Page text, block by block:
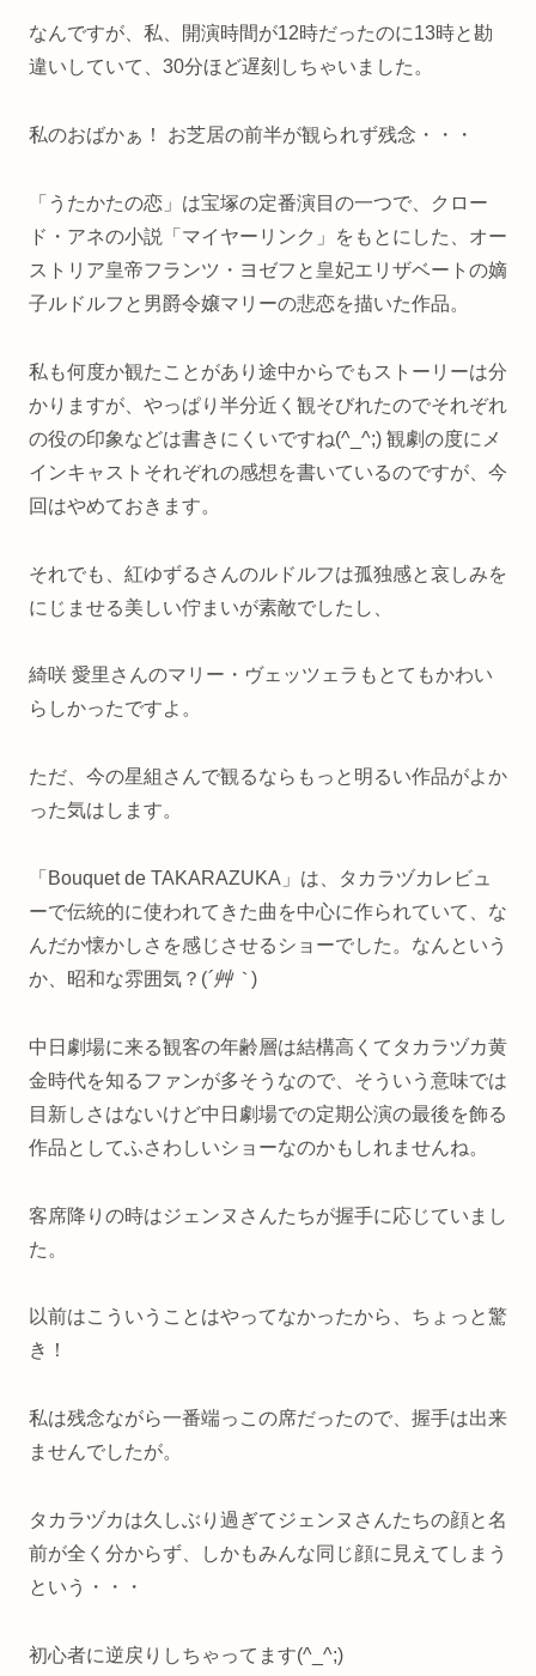
なんですが、私、開演時間が12時だったのに13時と勘
違いしていて、30分ほど遅刻しちゃいました。
私のおばかぁ！ お芝居の前半が観られず残念・・・
「うたかたの恋」は宝塚の定番演目の一つで、クロー
ド・アネの小説「マイヤーリンク」をもとにした、オー
ストリア皇帝フランツ・ヨゼフと皇妃エリザベートの嫡
子ルドルフと男爵令嬢マリーの悲恋を描いた作品。
私も何度か観たことがあり途中からでもストーリーは分
かりますが、やっぱり半分近く観そびれたのでそれぞれ
の役の印象などは書きにくいですね(^_^;) 観劇の度にメ
インキャストそれぞれの感想を書いているのですが、今
回はやめておきます。
それでも、紅ゆずるさんのルドルフは孤独感と哀しみを
にじませる美しい佇まいが素敵でしたし、
綺咲 愛里さんのマリー・ヴェッツェラもとてもかわい
らしかったですよ。
ただ、今の星組さんで観るならもっと明るい作品がよか
った気はします。
「Bouquet de TAKARAZUKA」は、タカラヅカレビュ
ーで伝統的に使われてきた曲を中心に作られていて、な
んだか懐かしさを感じさせるショーでした。なんという
か、昭和な雰囲気？(´艸｀ )
中日劇場に来る観客の年齢層は結構高くてタカラヅカ黄
金時代を知るファンが多そうなので、そういう意味では
目新しさはないけど中日劇場での定期公演の最後を飾る
作品としてふさわしいショーなのかもしれませんね。
客席降りの時はジェンヌさんたちが握手に応じていまし
た。
以前はこういうことはやってなかったから、ちょっと驚
き！
私は残念ながら一番端っこの席だったので、握手は出来
ませんでしたが。
タカラヅカは久しぶり過ぎてジェンヌさんたちの顔と名
前が全く分からず、しかもみんな同じ顔に見えてしまう
という・・・
初心者に逆戻りしちゃってます(^_^;)